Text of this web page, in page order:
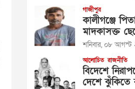
গাজীপুর
কালীগঞ্জে
মাদকাসক্ত
শনিবার, ০৮
আলোচিত রাজনীতি
বিদেশে
দেশে ঝুঁকিতে